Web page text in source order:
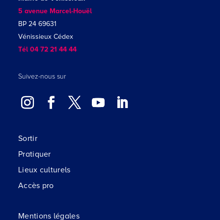
5 avenue Marcel-Houël
BP 24 69631
Vénissieux Cédex
Tél 04 72 21 44 44
Suivez-nous sur
Sortir
Pratiquer
Lieux culturels
Accès pro
Mentions légales